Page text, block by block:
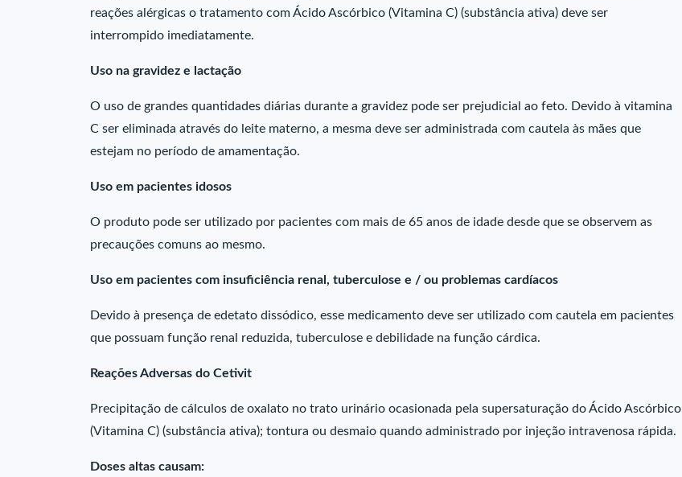
reações alérgicas o tratamento com Ácido Ascórbico (Vitamina C) (substância ativa) deve ser
interrompido imediatamente.
Uso na gravidez e lactação
O uso de grandes quantidades diárias durante a gravidez pode ser prejudicial ao feto. Devido à vitamina
C ser eliminada através do leite materno, a mesma deve ser administrada com cautela às mães que
estejam no período de amamentação.
Uso em pacientes idosos
O produto pode ser utilizado por pacientes com mais de 65 anos de idade desde que se observem as
precauções comuns ao mesmo.
Uso em pacientes com insuficiência renal, tuberculose e / ou problemas cardíacos
Devido à presença de edetato dissódico, esse medicamento deve ser utilizado com cautela em pacientes
que possuam função renal reduzida, tuberculose e debilidade na função cárdica.
Reações Adversas do Cetivit
Precipitação de cálculos de oxalato no trato urinário ocasionada pela supersaturação do Ácido Ascórbico
(Vitamina C) (substância ativa); tontura ou desmaio quando administrado por injeção intravenosa rápida.
Doses altas causam: